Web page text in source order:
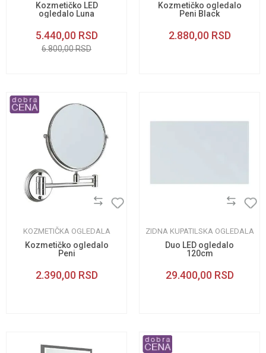
Kozmetičko LED
ogledalo Luna
5.440,00 RSD
6.800,00RSD
Kozmetičko ogledalo
Peni Black
2.880,00 RSD
KOZMETIČKA OGLEDALA
Kozmetičko ogledalo
Peni
2.390,00 RSD
ZIDNA KUPATILSKA OGLEDALA
Duo LED ogledalo
120cm
29.400,00 RSD